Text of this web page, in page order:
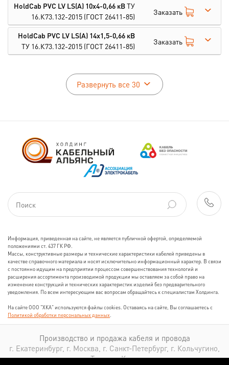
HoldCab PVC LV LS(A) 10х4-0,66 кВТУ
16.К73.132-2015 (ГОСТ 26411-85) Заказать
HoldCab PVC LV LS(A) 14х1,5-0,66 кВ
ТУ 16.К73.132-2015 (ГОСТ 26411-85) Заказать
Развернуть все 30
Информация, приведенная на сайте, не является публичной офертой, определяемой
положениями ст. 437 ГК РФ.
Массы, конструктивные размеры и технические характеристики кабелей приведены в
качестве справочного материала и носят исключительно информационный характер. В связи
с постоянно идущим на предприятии процессом совершенствования технологий и
расширения ассортимента производимой продукции мы оставляем за собой право на
изменение конструкций и технических характеристик изделий без предварительного
уведомления. По всем интересующим вас вопросам обращайтесь к специалистам Холдинга.
На сайте ООО "ХКА" используются файлы cookies. Оставаясь на сайте, Вы соглашаетесь с
Политикой обработки персональных данных
Производство и продажа кабеля и провода
г. Екатеринбург, г. Москва, г. Санкт-Петербург, г. Кольчугино,
г. Томск, г. Казань